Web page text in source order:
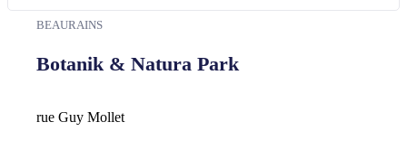
BEAURAINS
Botanik & Natura Park
rue Guy Mollet